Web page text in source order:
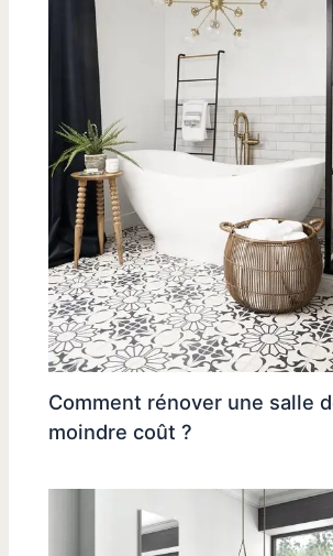
Comment rénover une salle
moindre coût ?